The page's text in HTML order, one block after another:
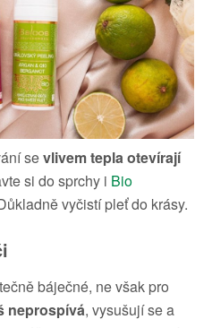
sevlivem tepla otevírají
si do sprchy i Bio
vyčistí pleť do krásy.
báječné, ne však pro
neprospívá, vysušují se a